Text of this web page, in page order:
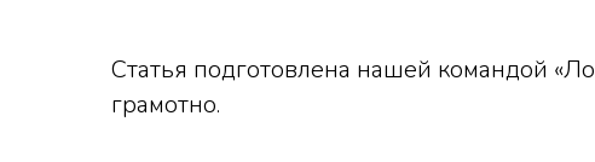
Статья подготовлена нашей командой
грамотно.